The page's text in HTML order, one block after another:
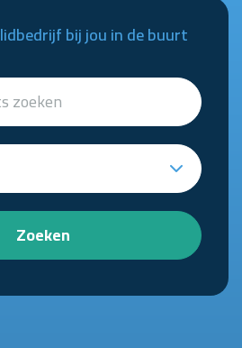
bij jou in de buurt
Zoeken